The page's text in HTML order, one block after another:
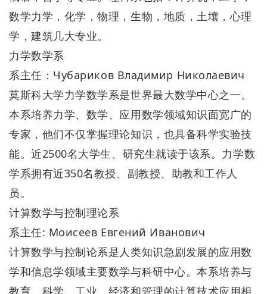
数学力学，化学，物理，生物，地质，土壤，心理
学，建筑几大专业。
力学数学系
系主任：Чубариков Владимир Николаевич
莫斯科大学力学数学系是世界最大数学中心之一。
本系培养力学、数学、应用数学领域知识面宽广的
专家，他们不仅掌握理论知识，也具备科学实验技
能。近2500名大学生、研究生就读于该系。力学数
学系拥有近350名教授、副教授、助教和工作人
员。
计算数学与控制理论系
系主任: Моисеев Евгений Иванович
计算数学与控制论系是人类知识急剧发展的应用数
学和信息学领域主要数学与科研中心。本系培养与